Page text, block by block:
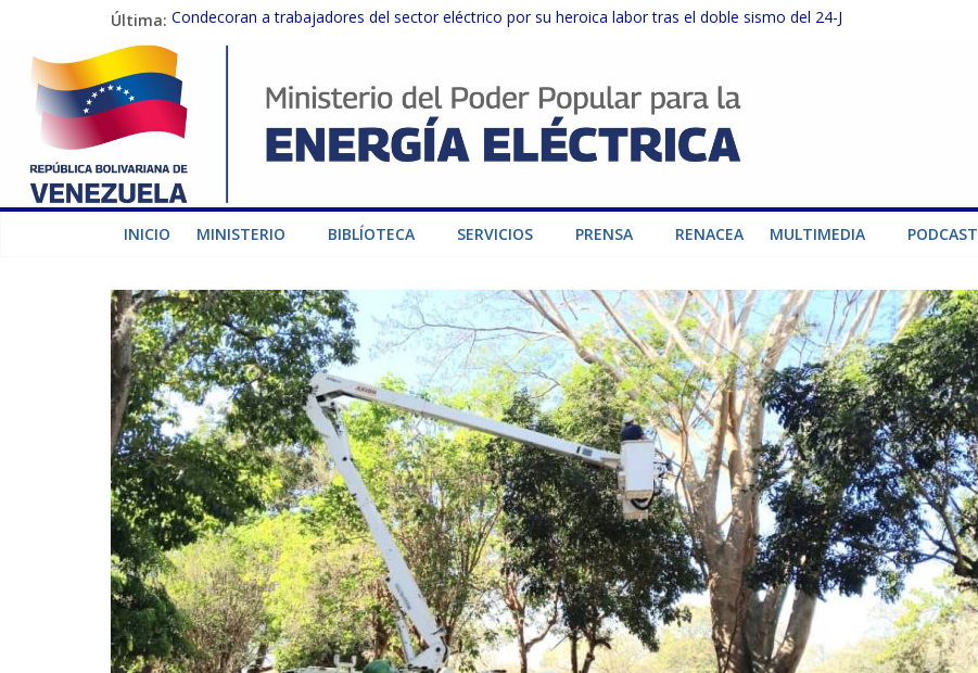
Última: Condecoran a trabajadores del sector eléctrico por su heroica labor tras el doble sismo del 24-J
Gobierno Nacional coordina acciones con el sector privado para fortalecer el SEN ante el «Súper Niño»
Inspeccionan trabajos de rehabilitación en instalaciones del SEN en Carabobo
Gobierno Nacional activa plan preventivo para fortalecer el SEN ante el fenómeno de El Niño
Termocarabobo recupera el 50% de su capacidad de generación para fortalecer el SEN
INICIO MINISTERIO BIBLÍOTECA SERVICIOS PRENSA RENACEA MULTIMEDIA PODCAST